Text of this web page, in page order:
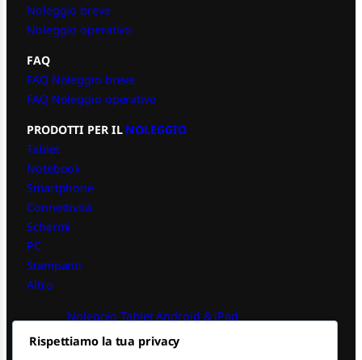
Noleggio breve
Noleggio operativo
FAQ
FAQ Noleggio breve
FAQ Noleggio operativo
PRODOTTI PER IL NOLEGGIO
Tablet
Notebook
Smartphone
Connettività
Schermi
PC
Stampanti
Altro
Noleggio Tablet Android & iPad
Noleggio PC iPad
Rispettiamo la tua privacy